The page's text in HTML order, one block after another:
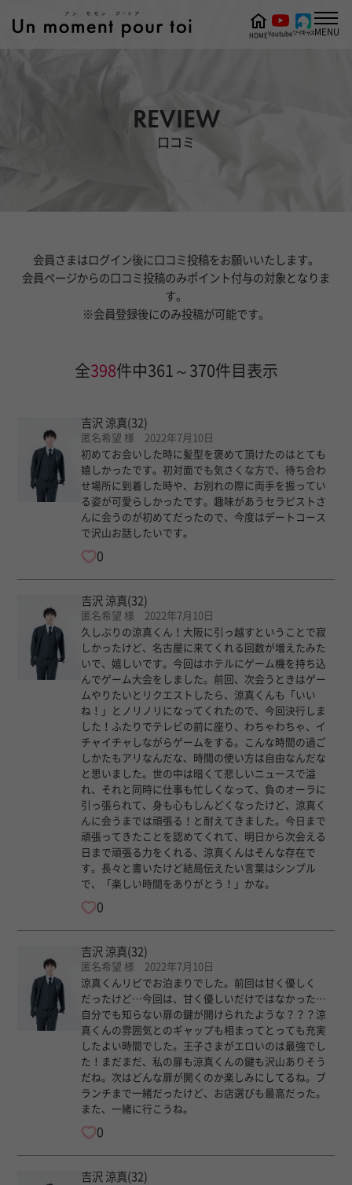
REVIEW
口コミ
HOMEYoutubeツイキャスMENU
会員さまはログイン後に口コミ投稿をお願いいたします。
会員ページからの口コミ投稿のみポイント付与の対象となりま
す。
※会員登録後にのみ投稿が可能です。
全398件中361～370件目表示
吉沢 涼真(32)
匿名希望 様 2022年7月10日
初めてお会いした時に髪型を褒めて頂けたのはとても
嬉しかったです。初対面でも気さくな方で、待ち合わ
せ場所に到着した時や、お別れの際に両手を振ってい
る姿が可愛らしかったです。趣味があうセラピストさ
んに会うのが初めてだったので、今度はデートコース
で沢山お話したいです。
0
吉沢 涼真(32)
匿名希望 様 2022年7月10日
久しぶりの涼真くん！大阪に引っ越すということで寂
しかったけど、名古屋に来てくれる回数が増えたみた
いで、嬉しいです。今回はホテルにゲーム機を持ち込
んでゲーム大会をしました。前回、次会うときはゲー
ムやりたいとリクエストしたら、涼真くんも「いい
ね！」とノリノリになってくれたので、今回決行しま
した！ふたりでテレビの前に座り、わちゃわちゃ、イ
チャイチャしながらゲームをする。こんな時間の過ご
しかたもアリなんだな、時間の使い方は自由なんだな
と思いました。世の中は暗くて悲しいニュースで溢
れ、それと同時に仕事も忙しくなって、負のオーラに
引っ張られて、身も心もしんどくなったけど、涼真く
んに会うまでは頑張る！と耐えてきました。今日まで
頑張ってきたことを認めてくれて、明日から次会える
日まで頑張る力をくれる、涼真くんはそんな存在で
す。長々と書いたけど結局伝えたい言葉はシンプル
で、「楽しい時間をありがとう！」かな。
0
吉沢 涼真(32)
匿名希望 様 2022年7月10日
涼真くんリピでお泊まりでした。前回は甘く優しく
だったけど…今回は、甘く優しいだけではなかった…
自分でも知らない扉の鍵が開けられたような？？？涼
真くんの雰囲気とのギャップも相まってとっても充実
したよい時間でした。王子さまがエロいのは最強でし
た！まだまだ、私の扉も涼真くんの鍵も沢山ありそう
だね。次はどんな扉が開くのか楽しみにしてるね。ブ
ランチまで一緒だったけど、お店選びも最高だった。
また、一緒に行こうね。
0
吉沢 涼真(32)